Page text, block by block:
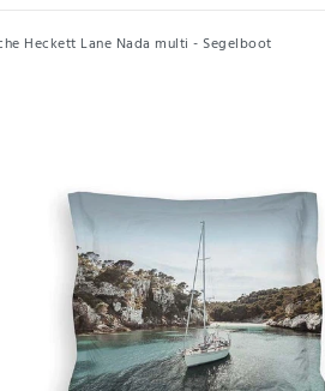
Heckett Lane Nada multi - Segelboot